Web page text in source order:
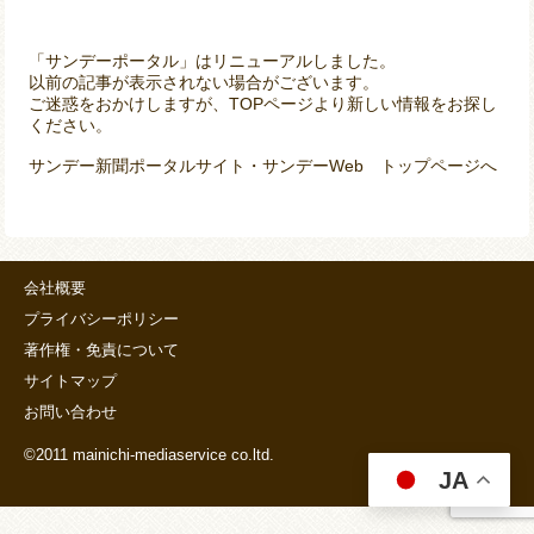
「サンデーポータル」はリニューアルしました。
以前の記事が表示されない場合がございます。
ご迷惑をおかけしますが、TOPページより新しい情報をお探し
ください。
サンデー新聞ポータルサイト・サンデーWeb トップページへ
会社概要
プライバシーポリシー
著作権・免責について
サイトマップ
お問い合わせ
©2011 mainichi-mediaservice co.ltd.
JA